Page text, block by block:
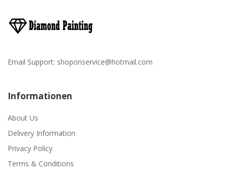
Email Support: shoponservice@hotmail.com
Informationen
About Us
Delivery Information
Privacy Policy
Terms & Conditions